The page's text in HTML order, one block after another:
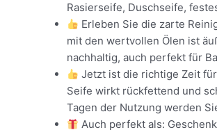
Rasierseife, Duschseife,
Erleben Sie die zarte
mit den wertvollen Ölen ist
nachhaltig, auch perfekt für
Jetzt ist die richtige Zeit
Seife wirkt rückfettend und
Tagen der Nutzung werden
Auch perfekt als: